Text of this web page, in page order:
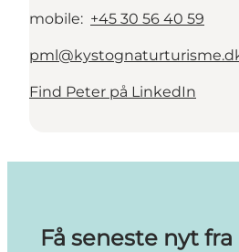
mobile: +45 30 56 40 59
Find Peter på LinkedIn
Få seneste nyt